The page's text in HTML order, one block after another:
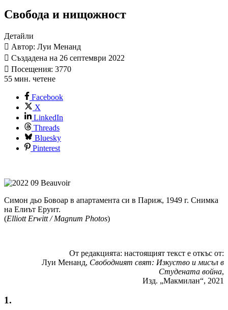
Свобода и нищожност
Детайли
Автор: Луи Менанд
Създадена на 26 септември 2022
Посещения: 3770
55 мин. четене
Facebook
X
LinkedIn
Threads
Bluesky
Pinterest
Симон дьо Бовоар в апартамента си в Париж, 1949 г. Снимка
на Елиът Еруит.
(Elliott Erwitt / Magnum Photos)
От редакцията: настоящият текст е откъс от:
Луи Менанд, Свободният свят: Изкуство и мисъл в
Студената война,
Изд. „Макмилан“, 2021
1.